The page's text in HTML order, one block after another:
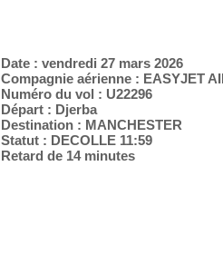
Date : vendredi 27 mars 2026
Compagnie aérienne : EASYJET
Numéro du vol : U22296
Départ : Djerba
Destination : MANCHESTER
Statut : DECOLLE 11:59
Retard de 14 minutes